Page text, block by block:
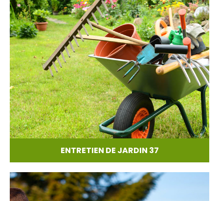
ENTRETIEN DE JARDIN 37